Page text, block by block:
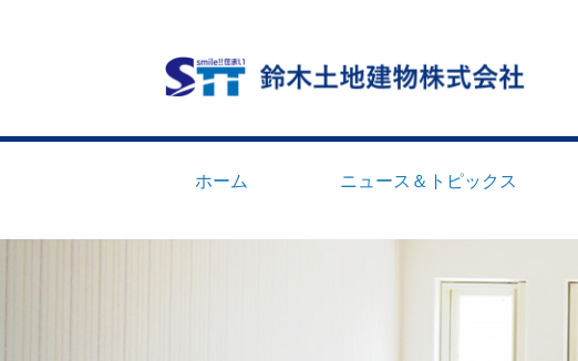
ホーム ニュース＆トピックス